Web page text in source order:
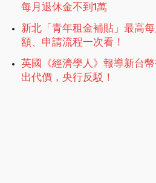
每月退休金不到1萬
新北「青年租金補貼」最高
額、申請流程一次看！
英國《經濟學人》報導新台
出代價，央行反駁！